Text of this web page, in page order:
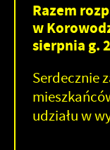
Razem
w
sierpnia g.
Serdecznie
udziału w